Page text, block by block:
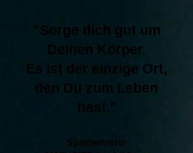
"Sorge dich gut um
Deinen Körper.
Es ist der einzige Ort,
den Du zum Leben
hast."
Sportlehrerin